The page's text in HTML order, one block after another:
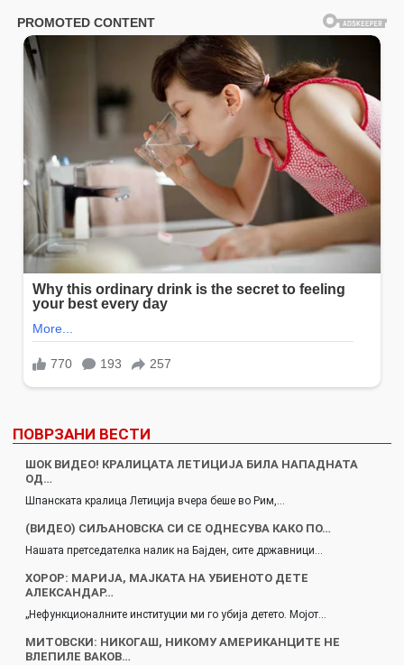
ПОВРЗАНИ ВЕСТИ
ШОК ВИДЕО! КРАЛИЦАТА ЛЕТИЦИЈА БИЛА НАПАДНАТА
ОД…
Шпанската кралица Летиција вчера беше во Рим,…
(ВИДЕО) СИЉАНОВСКА СИ СЕ ОДНЕСУВА КАКО ПО…
Нашата претседателка налик на Бајден, сите државници…
ХОРОР: МАРИЈА, МАЈКАТА НА УБИЕНОТО ДЕТЕ
АЛЕКСАНДАР…
„Нефункционалните институции ми го убија детето. Мојот…
МИТОВСКИ: НИКОГАШ, НИКОМУ АМЕРИКАНЦИТЕ НЕ
ВЛЕПИЛЕ ВАКОВ…